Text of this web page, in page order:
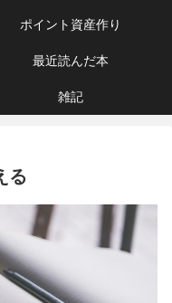
ポイント資産作り
最近読んだ本
雑記
る